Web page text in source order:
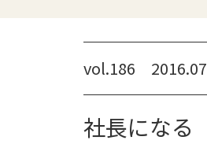
vol.186 2016.07
社長になる